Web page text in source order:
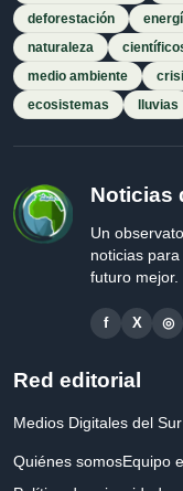
deforestación
naturaleza
medio ambiente
ecosistemas
lluvias
Noticias
Un
noticias
futuro mejor.
f X ◎
Red editorial
Medios Digitales del
Quiénes somosEquipo